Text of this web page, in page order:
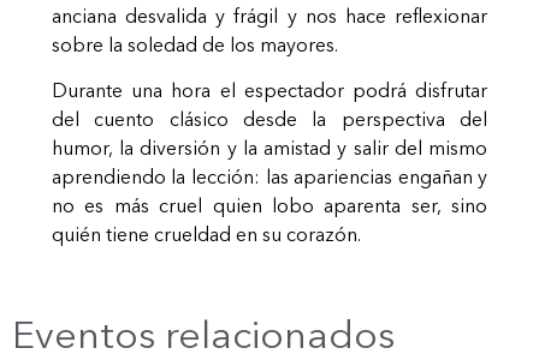
anciana desvalida y frágil y nos hace reflexionar
sobre la soledad de los mayores.
Durante una hora el espectador podrá disfrutar
del cuento clásico desde la perspectiva del
humor, la diversión y la amistad y salir del mismo
aprendiendo la lección: las apariencias engañan y
no es más cruel quien lobo aparenta ser, sino
quién tiene crueldad en su corazón.
Eventos relacionados